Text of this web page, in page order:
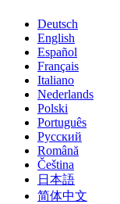
Deutsch
English
Español
Français
Italiano
Nederlands
Polski
Português
Pусский
Română
Čeština
日本語
简体中文